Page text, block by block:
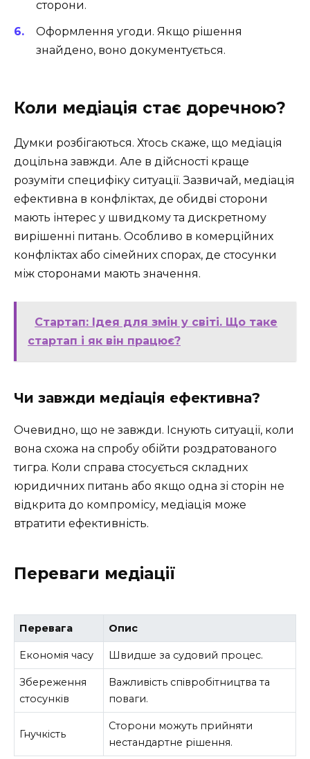
сторони.
Оформлення угоди. Якщо рішення
знайдено, воно документується.
Коли медіація стає доречною?
Думки розбігаються. Хтось скаже, що медіація
доцільна завжди. Але в дійсності краще
розуміти специфіку ситуації. Зазвичай, медіація
ефективна в конфліктах, де обидві сторони
мають інтерес у швидкому та дискретному
вирішенні питань. Особливо в комерційних
конфліктах або сімейних спорах, де стосунки
між сторонами мають значення.
Стартап: Ідея для змін у світі. Що таке
стартап і як він працює?
Чи завжди медіація ефективна?
Очевидно, що не завжди. Існують ситуації, коли
вона схожа на спробу обійти роздратованого
тигра. Коли справа стосується складних
юридичних питань або якщо одна зі сторін не
відкрита до компромісу, медіація може
втратити ефективність.
Переваги медіації
Перевага Опис
Економія часу Швидше за судовий процес.
Збереження
стосунків
Важливість співробітництва та
поваги.
Гнучкість
Сторони можуть прийняти
нестандартне рішення.